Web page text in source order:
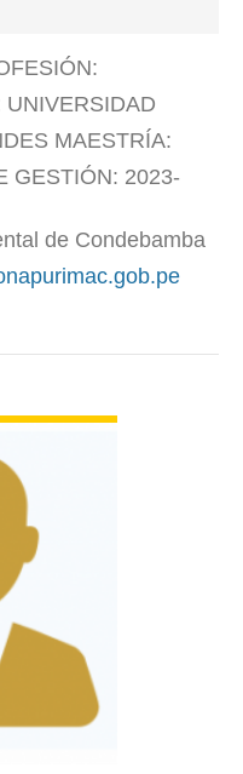
MAESTRÍA:
GESTIÓN: 2023-
de Condebamba